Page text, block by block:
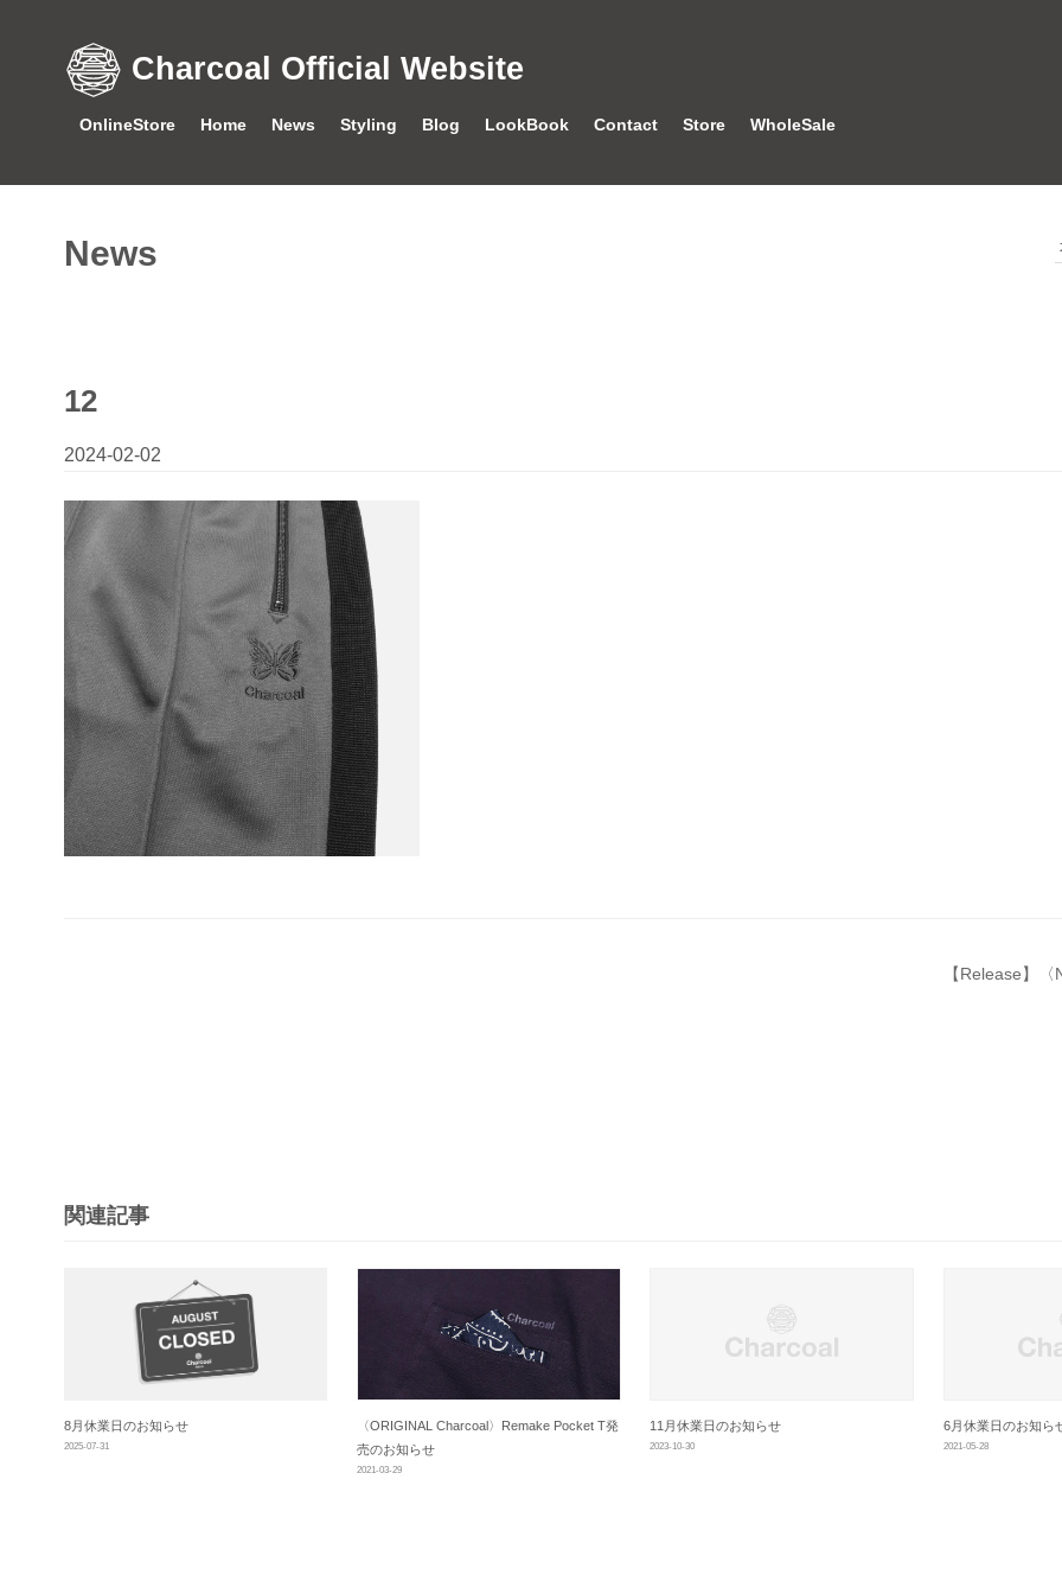
Charcoal Official Website
OnlineStore Home News Styling Blog LookBook Contact Store WholeSale
News
12
2024-02-02
ョ
関連記事
8月休業日のお知らせ
2025-07-31
〈ORIGINAL Charcoal〉Remake Pocket T発
売のお知らせ
2021-03-29
11月休業日のお知らせ
2023-10-30
6月休業日のお知ら
2021-05-28